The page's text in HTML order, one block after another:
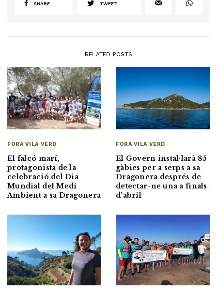
SHARE TWEET
RELATED POSTS
FORA VILA VERD
El falcó marí,
protagonista de la
celebració del Dia
Mundial del Medi
Ambient a sa Dragonera
FORA VILA VERD
El Govern instal·larà 85
gàbies per a serps a sa
Dragonera després de
detectar-ne una a finals
d’abril